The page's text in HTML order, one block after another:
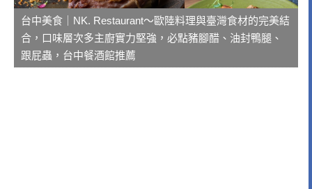
台中美食｜NK. Restaurant～歐陸料理與臺灣食材的完美結
合，口味層次多主廚實力堅強，必點豬腳醋、油封鴨腿、
跟屁蟲，台中餐酒館推薦